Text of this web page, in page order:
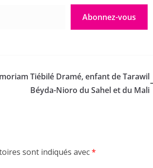
Abonnez-vous
Tiébilé Dramé, enfant de Tarawil
Béyda-Nioro du Sahel et du Mali
sont indiqués avec*